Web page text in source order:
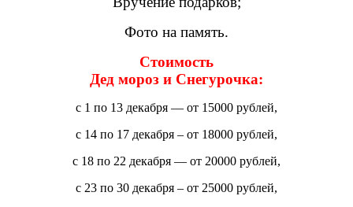
Фото на память.
Стоимость
Дед мороз и Снегурочка:
с 1 по 13 декабря — от 15000 рублей,
с 14 по 17 декабря – от 18000 рублей,
с 18 по 22 декабря — от 20000 рублей,
с 23 по 30 декабря – от 25000 рублей,